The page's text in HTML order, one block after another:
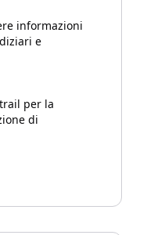
informazioni
e
per la
di